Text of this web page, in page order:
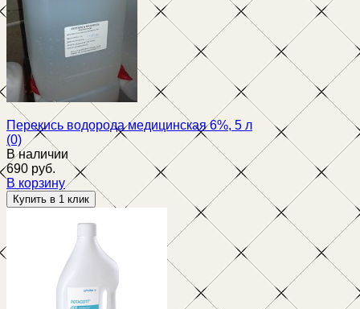
избранное
избранное
Перекись водорода медицинская 6%, 5 л
(0)
В наличии
690 руб.
В корзину